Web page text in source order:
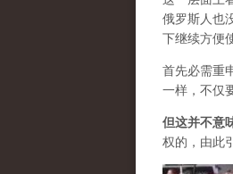
俄罗斯人也
下继续方便
首先必需重
一样，不仅
但这并不意
权的，由此